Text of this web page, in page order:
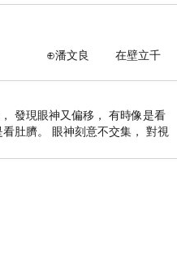
壁立千
發現眼神又偏移， 有時像是看
肚臍。 眼神刻意不交集， 對視
很難不